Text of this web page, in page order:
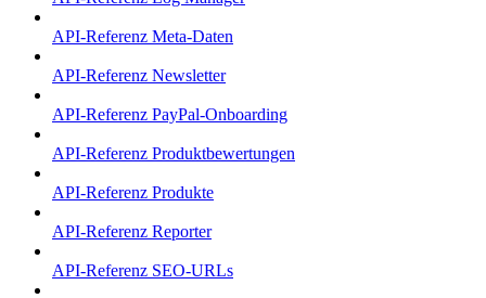
API-Referenz Meta-Daten
API-Referenz Newsletter
API-Referenz PayPal-Onboarding
API-Referenz Produktbewertungen
API-Referenz Produkte
API-Referenz Reporter
API-Referenz SEO-URLs